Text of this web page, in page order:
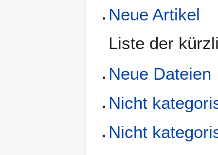
Neue Artikel
Liste der
Neue Dateien
Nicht
Nicht